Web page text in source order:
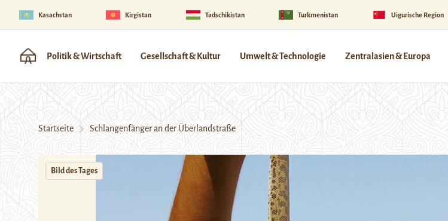
Kasachstan Kirgistan Tadschikistan Turkmenistan Uigurische Region
Politik & Wirtschaft Gesellschaft & Kultur Umwelt & Technologie Zentralasien & Europa
Startseite Schlangenfänger an der Überlandstraße
Bild des Tages